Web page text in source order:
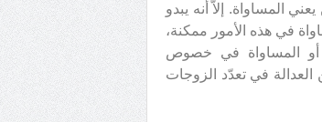
المساواة. إلاّ أنه يبدو
المساواة في هذه الأمور ممكنة،
أو المساواة في خصوص
في تعدّد الزوجات